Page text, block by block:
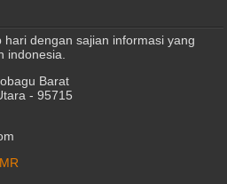
dengan sajian informasi yang
indonesia.
Barat
- 95715